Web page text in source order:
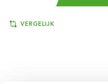
VERGELIJK